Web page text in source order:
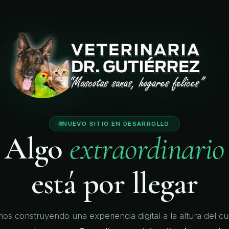
NUEVO SITIO EN DESARROLLO
Algo extraordinario
está por llegar
construyendo una experiencia digital a la altura del